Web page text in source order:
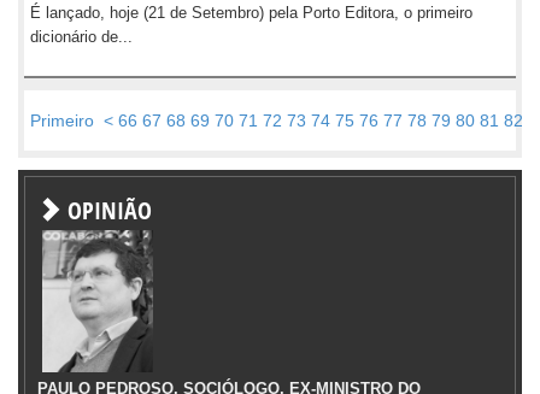
É lançado, hoje (21 de Setembro) pela Porto Editora, o primeiro
dicionário de...
Primeiro < 66 67 68 69 70 71 72 73 74 75 76 77 78 79 80 81 82
OPINIÃO
PAULO PEDROSO, SOCIÓLOGO, EX-MINISTRO DO